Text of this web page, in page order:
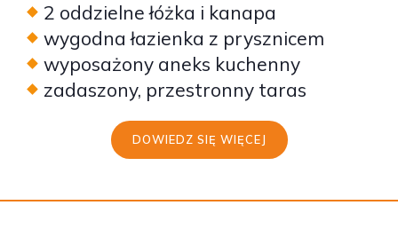
2 oddzielne łóżka i kanapa
wygodna łazienka z prysznicem
wyposażony aneks kuchenny
zadaszony, przestronny taras
DOWIEDZ SIĘ WIĘCEJ